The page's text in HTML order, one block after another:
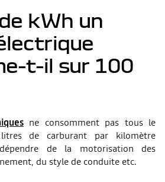
kWh un
t-il sur 100
ne consomment pas tous le
de carburant par kilomètre
de la motorisation des
du style de conduite etc.